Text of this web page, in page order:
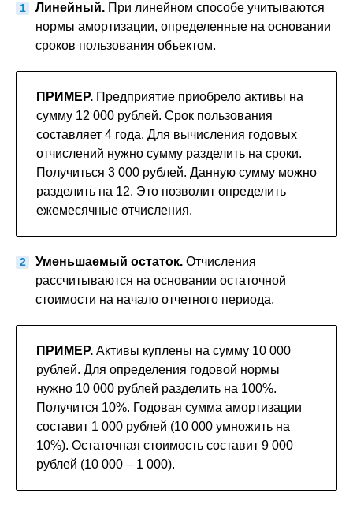
Линейный. При линейном способе учитываются
нормы амортизации, определенные на основании
сроков пользования объектом.
ПРИМЕР. Предприятие приобрело активы на
сумму 12 000 рублей. Срок пользования
составляет 4 года. Для вычисления годовых
отчислений нужно сумму разделить на сроки.
Получиться 3 000 рублей. Данную сумму можно
разделить на 12. Это позволит определить
ежемесячные отчисления.
Уменьшаемый остаток. Отчисления
рассчитываются на основании остаточной
стоимости на начало отчетного периода.
ПРИМЕР. Активы куплены на сумму 10 000
рублей. Для определения годовой нормы
нужно 10 000 рублей разделить на 100%.
Получится 10%. Годовая сумма амортизации
составит 1 000 рублей (10 000 умножить на
10%). Остаточная стоимость составит 9 000
рублей (10 000 – 1 000).